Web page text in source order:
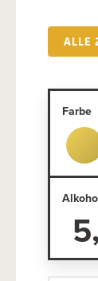
ALLE
Farbe